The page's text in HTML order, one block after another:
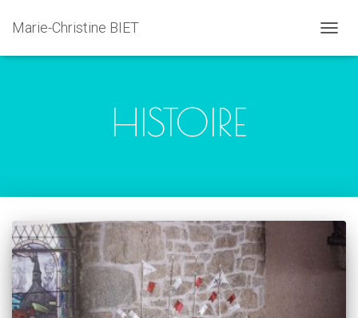
Marie-Christine BIET
LA
HISTOIRE